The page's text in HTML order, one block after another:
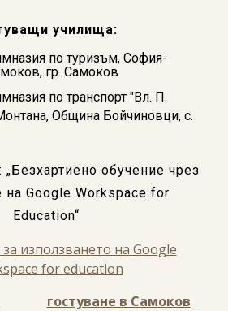
училища:
по туризъм,София-
гр. Самоков
по транспорт "Вл. П.
Община Бойчиновци, с.
обучение чрез
на Google Workspace for
Education“
използването на Google
for education
гостуване в Самоков